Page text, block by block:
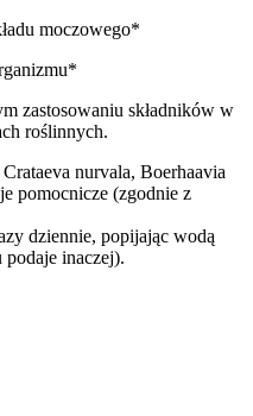
moczowego*
zastosowaniu składników w
roślinnych.
nurvala, Boerhaavia
pomocnicze (zgodnie z
dziennie, popijając wodą
inaczej).